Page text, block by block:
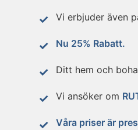
Vi erbjuder även
Nu 25% Rabatt.
Ditt hem och
Vi ansöker om
Våra priser är